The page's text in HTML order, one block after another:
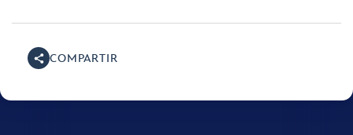
COMPARTIR